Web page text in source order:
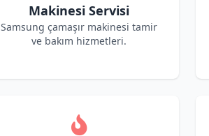
Makinesi Servisi
Samsung çamaşır makinesi tamir
ve bakım hizmetleri.